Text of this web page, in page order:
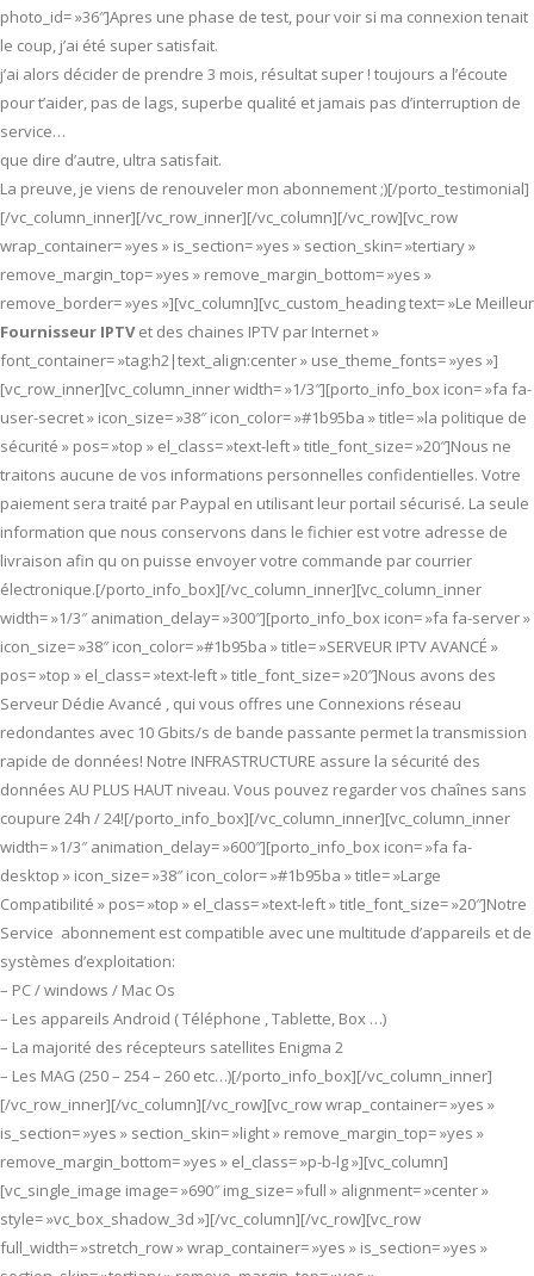
photo_id= »36″]Apres une phase de test, pour voir si ma connexion tenait
le coup, j’ai été super satisfait.
j’ai alors décider de prendre 3 mois, résultat super ! toujours a l’écoute
pour t’aider, pas de lags, superbe qualité et jamais pas d’interruption de
service…
que dire d’autre, ultra satisfait.
La preuve, je viens de renouveler mon abonnement ;)[/porto_testimonial]
[/vc_column_inner][/vc_row_inner][/vc_column][/vc_row][vc_row
wrap_container= »yes » is_section= »yes » section_skin= »tertiary »
remove_margin_top= »yes » remove_margin_bottom= »yes »
remove_border= »yes »][vc_column][vc_custom_heading text= »Le Meilleur
Fournisseur IPTVet des chaines IPTV par Internet »
font_container= »tag:h2|text_align:center » use_theme_fonts= »yes »]
[vc_row_inner][vc_column_inner width= »1/3″][porto_info_box icon= »fa fa-
user-secret » icon_size= »38″ icon_color= »#1b95ba » title= »la politique de
sécurité » pos= »top » el_class= »text-left » title_font_size= »20″]Nous ne
traitons aucune de vos informations personnelles confidentielles. Votre
paiement sera traité par Paypal en utilisant leur portail sécurisé. La seule
information que nous conservons dans le fichier est votre adresse de
livraison afin qu on puisse envoyer votre commande par courrier
électronique.[/porto_info_box][/vc_column_inner][vc_column_inner
width= »1/3″ animation_delay= »300″][porto_info_box icon= »fa fa-server »
icon_size= »38″ icon_color= »#1b95ba » title= »SERVEUR IPTV AVANCÉ »
pos= »top » el_class= »text-left » title_font_size= »20″]Nous avons des
Serveur Dédie Avancé , qui vous offres une Connexions réseau
redondantes avec 10 Gbits/s de bande passante permet la transmission
rapide de données! Notre INFRASTRUCTURE assure la sécurité des
données AU PLUS HAUT niveau. Vous pouvez regarder vos chaînes sans
coupure 24h / 24![/porto_info_box][/vc_column_inner][vc_column_inner
width= »1/3″ animation_delay= »600″][porto_info_box icon= »fa fa-
desktop » icon_size= »38″ icon_color= »#1b95ba » title= »Large
Compatibilité » pos= »top » el_class= »text-left » title_font_size= »20″]Notre
Service abonnement est compatible avec une multitude d’appareils et de
systèmes d’exploitation:
– PC / windows / Mac Os
– Les appareils Android ( Téléphone , Tablette, Box …)
– La majorité des récepteurs satellites Enigma 2
– Les MAG (250 – 254 – 260 etc…)[/porto_info_box][/vc_column_inner]
[/vc_row_inner][/vc_column][/vc_row][vc_row wrap_container= »yes »
is_section= »yes » section_skin= »light » remove_margin_top= »yes »
remove_margin_bottom= »yes » el_class= »p-b-lg »][vc_column]
[vc_single_image image= »690″ img_size= »full » alignment= »center »
style= »vc_box_shadow_3d »][/vc_column][/vc_row][vc_row
full_width= »stretch_row » wrap_container= »yes » is_section= »yes »